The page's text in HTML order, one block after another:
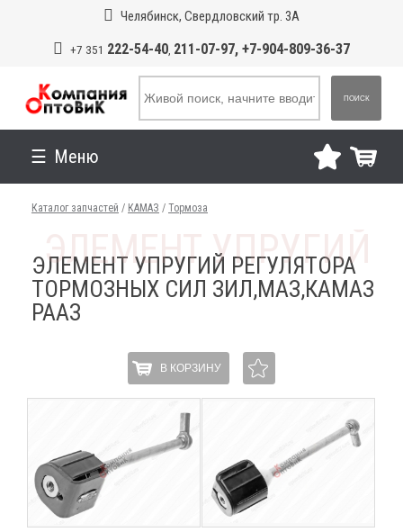
Челябинск, Свердловский тр. 3А
+7 351 222-54-40, 211-07-97, +7-904-809-36-37
ПОИСК
Меню
Каталог запчастей / КАМАЗ / Тормоза
ЭЛЕМЕНТ УПРУГИЙ РЕГУЛЯТОРА
ТОРМОЗНЫХ СИЛ ЗИЛ,МАЗ,КАМАЗ
РААЗ
В КОРЗИНУ